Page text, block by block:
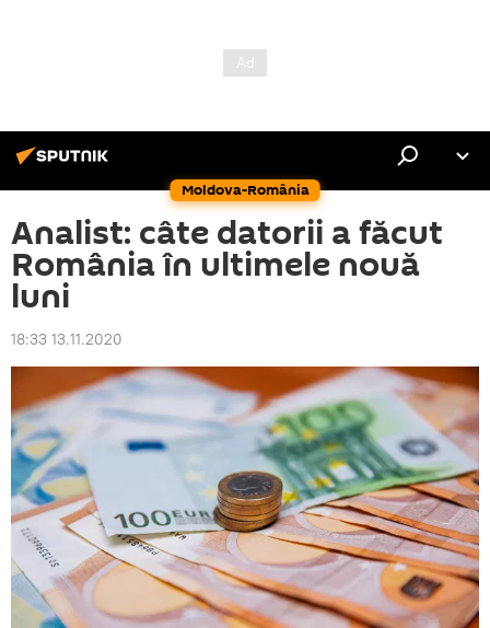
Moldova-România
Analist: câte datorii a făcut
România în ultimele nouă
luni
18:33 13.11.2020